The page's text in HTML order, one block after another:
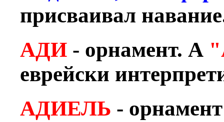
присваивал
АДИ - орнамент. А
еврейски
АДИЕЛЬ -